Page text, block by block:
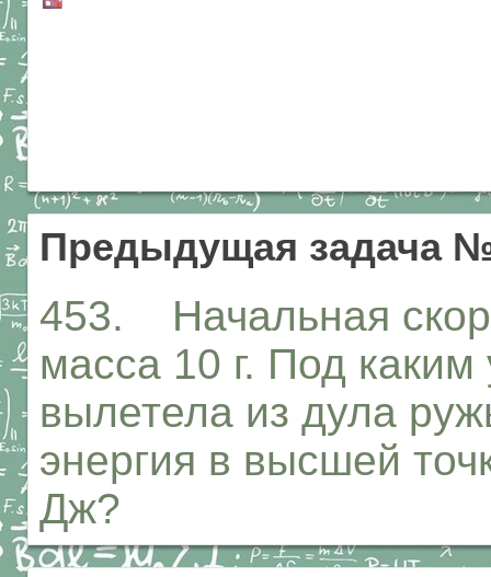
Предыдущая задача
453. Начальная
масса 10 г. Под каким
вылетела из дула
энергия в высшей
Дж?